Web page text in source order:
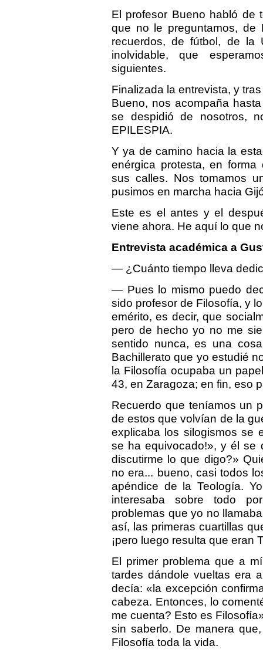
El profesor Bueno habló de
que no le preguntamos, de
recuerdos, de fútbol, de la
inolvidable, que
siguientes.
Finalizada la entrevista, y
Bueno, nos acompaña
se despidió de nosotros,
EPILESPIA.
Y ya de camino hacia la
enérgica protesta, en
sus calles. Nos tomamos
pusimos en marcha hacia
Este es el antes y el
viene ahora. He aquí lo que
Entrevista académica a
— ¿Cuánto tiempo lleva
— Pues lo mismo puedo
sido profesor de Filosofía, y
emérito, es decir, que
pero de hecho yo no me
sentido nunca, es una
Bachillerato que yo estudié
la Filosofía ocupaba un
43, en Zaragoza; en fin, eso
Recuerdo que teníamos un
de estos que volvían de la
explicaba los silogismos se
se ha equivocado!», y él se
discutirme lo que digo?»
no era... bueno, casi todos
apéndice de la Teología.
interesaba sobre todo
problemas que yo no
así, las primeras cuartillas
¡pero luego resulta que eran
El primer problema que a
tardes dándole vueltas era
decía: «la excepción
cabeza. Entonces, lo
me cuenta? Esto es
sin saberlo. De manera
Filosofía toda la vida.